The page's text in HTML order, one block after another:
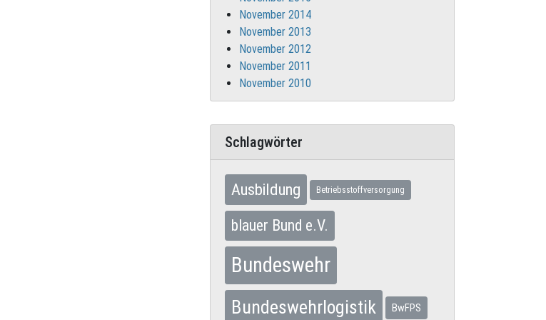
November 2014
November 2013
November 2012
November 2011
November 2010
Schlagwörter
Ausbildung Betriebsstoffversorgung
blauer Bund e.V.
Bundeswehr
Bundeswehrlogistik BwFPS